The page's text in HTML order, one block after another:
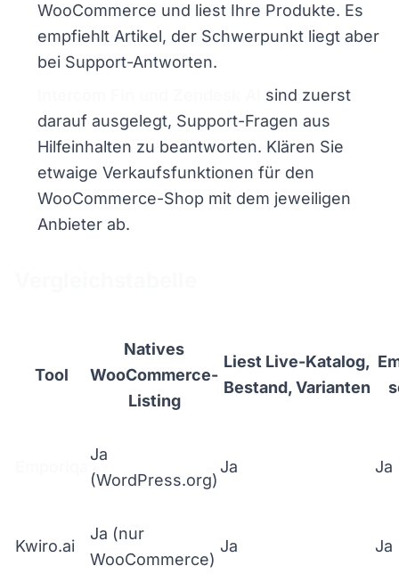
WooCommerce und liest Ihre Produkte. Es
empfiehlt Artikel, der Schwerpunkt liegt aber
bei Support-Antworten.
sind zuerst
darauf ausgelegt, Support-Fragen aus
Hilfeinhalten zu beantworten. Klären Sie
etwaige Verkaufsfunktionen für den
WooCommerce-Shop mit dem jeweiligen
Anbieter ab.
Tool
Natives
WooCommerce-
Listing
Liest Live-Katalog,
Bestand, Varianten
Ja
(WordPress.org)
Ja Ja
Kwiro.ai
Ja (nur
WooCommerce)
Ja Ja